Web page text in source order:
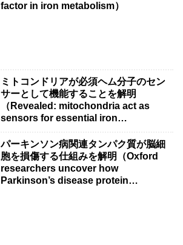
factor in iron metabolism）
ミトコンドリアが必須ヘム分子のセン
サーとして機能することを解明
（Revealed: mitochondria act as
sensors for essential iron
パーキンソン病関連タンパク質が脳細
胞を損傷する仕組みを解明（Oxford
researchers uncover how
Parkinson’s disease protein